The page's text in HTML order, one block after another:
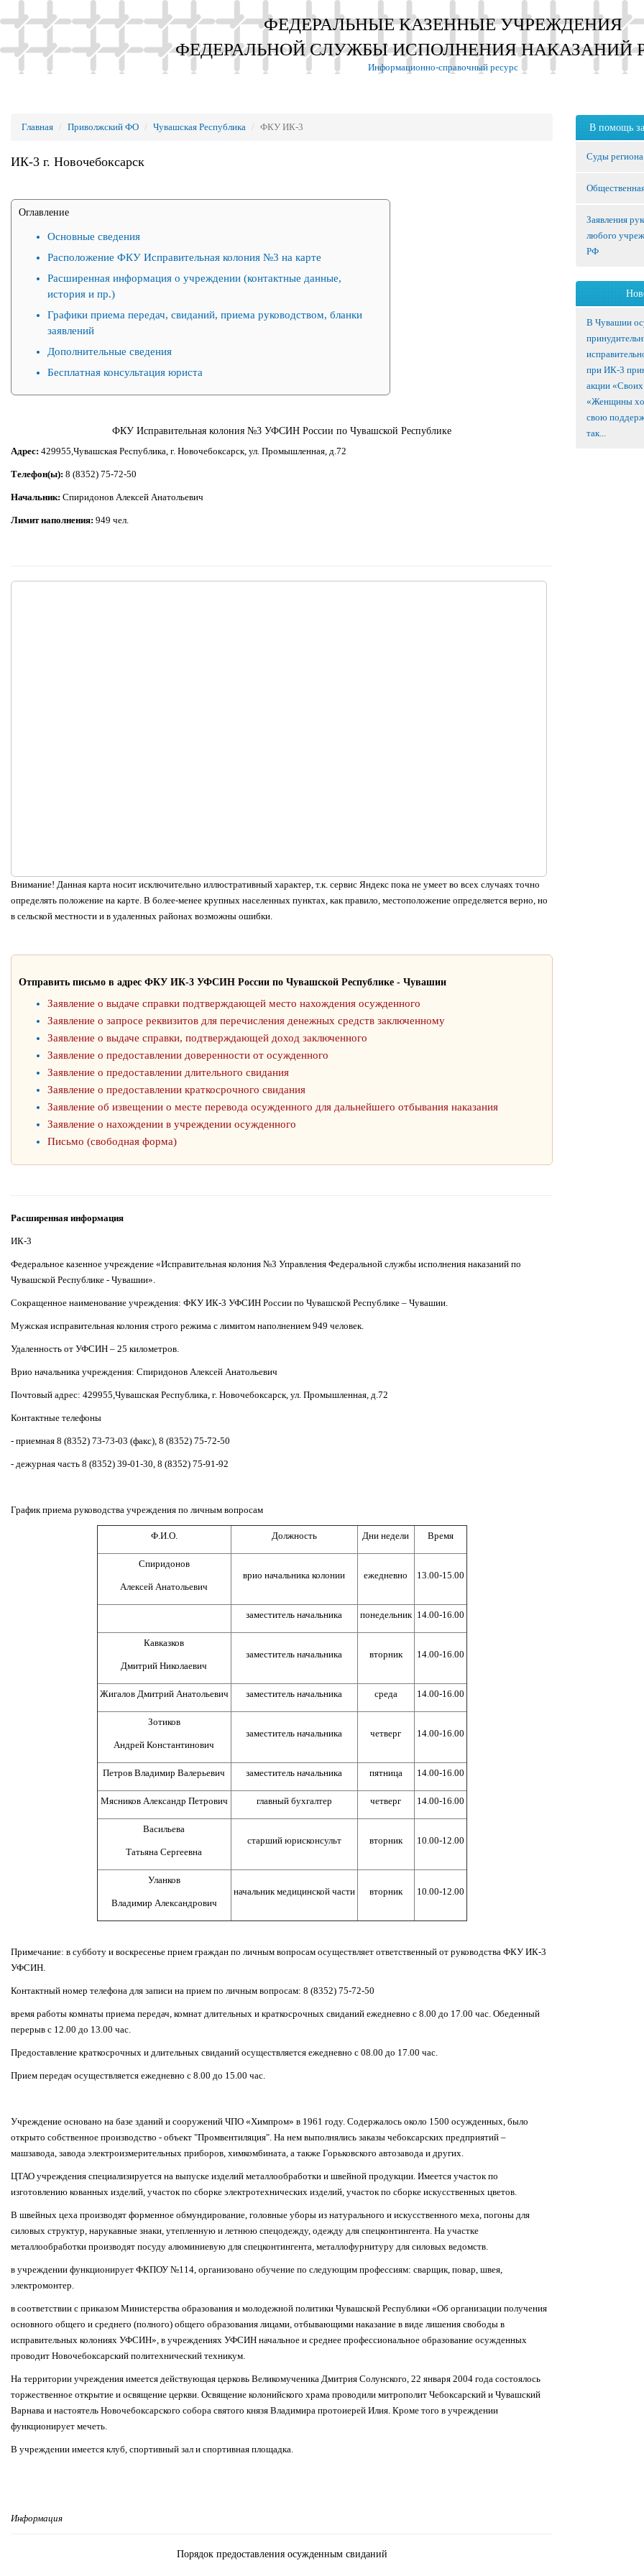
ФЕДЕРАЛЬНЫЕ КАЗЕННЫЕ УЧРЕЖДЕНИЯ
ФЕДЕРАЛЬНОЙ СЛУЖБЫ ИСПОЛНЕНИЯ НАКАЗАНИЙ
Информационно-справочный ресурс
Главная Приволжский ФО Чувашская Республика ФКУ ИК-3
ИК-3 г. Новочебоксарск
Оглавление
Основные сведения
Расположение ФКУ Исправительная колония №3 на карте
Расширенная информация о учреждении (контактные данные,
история и пр.)
Графики приема передач, свиданий, приема руководством, бланки
заявлений
Дополнительные сведения
Бесплатная консультация юриста
ФКУ Исправительная колония №3 УФСИН России по Чувашской Республике
Адрес: 429955,Чувашская Республика, г. Новочебоксарск, ул. Промышленная, д.72
Телефон(ы): 8 (8352) 75-72-50
Начальник: Спиридонов Алексей Анатольевич
Лимит наполнения: 949 чел.
Внимание! Данная карта носит исключительно иллюстративный характер, т.к. сервис Яндекс пока не умеет во всех случаях точно
определять положение на карте. В более-менее крупных населенных пунктах, как правило, местоположение определяется верно, но
в сельской местности и в удаленных районах возможны ошибки.
Отправить письмо в адрес ФКУ ИК-3 УФСИН России по Чувашской Республике - Чувашии
Заявление о выдаче справки подтверждающей место нахождения осужденного
Заявление о запросе реквизитов для перечисления денежных средств заключенному
Заявление о выдаче справки, подтверждающей доход заключенного
Заявление о предоставлении доверенности от осужденного
Заявление о предоставлении длительного свидания
Заявление о предоставлении краткосрочного свидания
Заявление об извещении о месте перевода осужденного для дальнейшего отбывания наказания
Заявление о нахождении в учреждении осужденного
Письмо (свободная форма)
Расширенная информация
ИК-3
Федеральное казенное учреждение «Исправительная колония №3 Управления Федеральной службы исполнения наказаний по
Чувашской Республике - Чувашии».
Сокращенное наименование учреждения: ФКУ ИК-3 УФСИН России по Чувашской Республике – Чувашии.
Мужская исправительная колония строго режима с лимитом наполнением 949 человек.
Удаленность от УФСИН – 25 километров.
Врио начальника учреждения: Спиридонов Алексей Анатольевич
Почтовый адрес: 429955,Чувашская Республика, г. Новочебоксарск, ул. Промышленная, д.72
Контактные телефоны
- приемная 8 (8352) 73-73-03 (факс), 8 (8352) 75-72-50
- дежурная часть 8 (8352) 39-01-30, 8 (8352) 75-91-92
График приема руководства учреждения по личным вопросам
Ф.И.О. Должность Дни недели Время
Спиридонов
Алексей Анатольевич
врио начальника колонии ежедневно 13.00-15.00
заместитель начальника понедельник 14.00-16.00
Кавказков
Дмитрий Николаевич
заместитель начальника вторник 14.00-16.00
Жигалов Дмитрий Анатольевич заместитель начальника среда 14.00-16.00
Зотиков
Андрей Константинович
заместитель начальника четверг 14.00-16.00
Петров Владимир Валерьевич заместитель начальника пятница 14.00-16.00
Мясников Александр Петрович главный бухгалтер четверг 14.00-16.00
Васильева
Татьяна Сергеевна
старший юрисконсульт вторник 10.00-12.00
Уланков
Владимир Александрович
начальник медицинской части вторник 10.00-12.00
Примечание: в субботу и воскресенье прием граждан по личным вопросам осуществляет ответственный от руководства ФКУ ИК-3
УФСИН.
Контактный номер телефона для записи на прием по личным вопросам: 8 (8352) 75-72-50
время работы комнаты приема передач, комнат длительных и краткосрочных свиданий ежедневно с 8.00 до 17.00 час. Обеденный
перерыв с 12.00 до 13.00 час.
Предоставление краткосрочных и длительных свиданий осуществляется ежедневно с 08.00 до 17.00 час.
Прием передач осуществляется ежедневно с 8.00 до 15.00 час.
Учреждение основано на базе зданий и сооружений ЧПО «Химпром» в 1961 году. Содержалось около 1500 осужденных, было
открыто собственное производство - объект "Промвентиляция". На нем выполнялись заказы чебоксарских предприятий –
машзавода, завода электроизмерительных приборов, химкомбината, а также Горьковского автозавода и других.
ЦТАО учреждения специализируется на выпуске изделий металлообработки и швейной продукции. Имеется участок по
изготовлению кованных изделий, участок по сборке электротехнических изделий, участок по сборке искусственных цветов.
В швейных цеха производят форменное обмундирование, головные уборы из натурального и искусственного меха, погоны для
силовых структур, нарукавные знаки, утепленную и летнюю спецодежду, одежду для спецконтингента. На участке
металлообработки производят посуду алюминиевую для спецконтингента, металлофурнитуру для силовых ведомств.
в учреждении функционирует ФКПОУ №114, организовано обучение по следующим профессиям: сварщик, повар, швея,
электромонтер.
в соответствии с приказом Министерства образования и молодежной политики Чувашской Республики «Об организации получения
основного общего и среднего (полного) общего образования лицами, отбывающими наказание в виде лишения свободы в
исправительных колониях УФСИН», в учреждениях УФСИН начальное и среднее профессиональное образование осужденных
проводит Новочебоксарский политехнический техникум.
На территории учреждения имеется действующая церковь Великомученика Дмитрия Солунского, 22 января 2004 года состоялось
торжественное открытие и освящение церкви. Освящение колонийского храма проводили митрополит Чебоксарский и Чувашский
Варнава и настоятель Новочебоксарского собора святого князя Владимира протоиерей Илия. Кроме того в учреждении
функционирует мечеть.
В учреждении имеется клуб, спортивный зал и спортивная площадка.
Информация
Порядок предоставления осужденным свиданий
В помощь
Суды региона
Заявления
любого
РФ
В Чувашии
при ИК-3
акции
«Женщины
свою
так...